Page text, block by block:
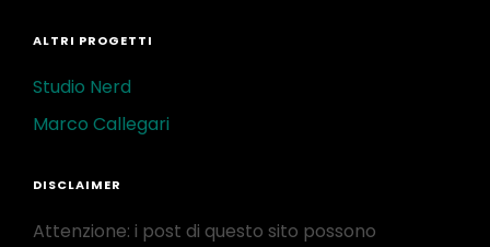
ALTRI PROGETTI
Studio Nerd
Marco Callegari
DISCLAIMER
Attenzione: i post di questo sito possono